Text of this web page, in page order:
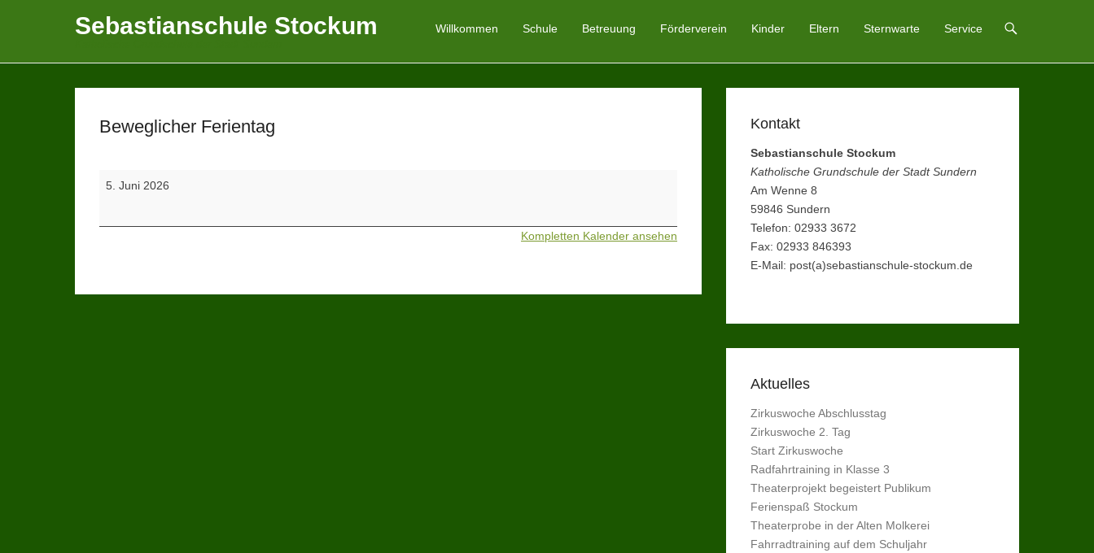
Sebastianschule Stockum Primäres Menü
Zum Inhalt springen
Willkommen Schule Betreuung Förderverein Kinder Eltern Sternwarte Service
Beweglicher Ferientag
5. Juni 2026
Kompletten Kalender ansehen
Kontakt
Sebastianschule Stockum
Katholische Grundschule der Stadt Sundern
Am Wenne 8
59846 Sundern
Telefon: 02933 3672
Fax: 02933 846393
E-Mail: post(a)sebastianschule-stockum.de
Aktuelles
Zirkuswoche Abschlusstag
Zirkuswoche 2. Tag
Start Zirkuswoche
Radfahrtraining in Klasse 3
Theaterprojekt begeistert Publikum
Ferienspaß Stockum
Theaterprobe in der Alten Molkerei
Fahrradtraining auf dem Schuljahr